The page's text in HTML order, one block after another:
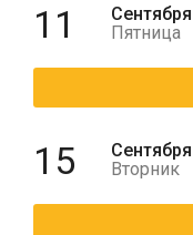
11
Сентября
Пятница
15
Сентября
Вторник